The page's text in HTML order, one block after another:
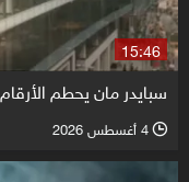
15:46
سبايدر مان يحطم
l 4 أغسطس 2026